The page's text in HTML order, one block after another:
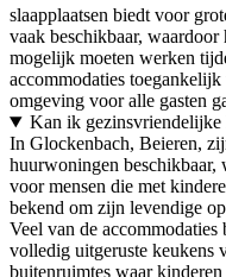
slaapplaatsen biedt voor
vaak beschikbaar,
mogelijk moeten werken
accommodaties
omgeving voor alle gasten
Kan ik
In Glockenbach, Beieren,
huurwoningen beschikbaar,
voor mensen die met
bekend om zijn levendige
Veel van de
volledig uitgeruste keukens
buitenruimtes waar